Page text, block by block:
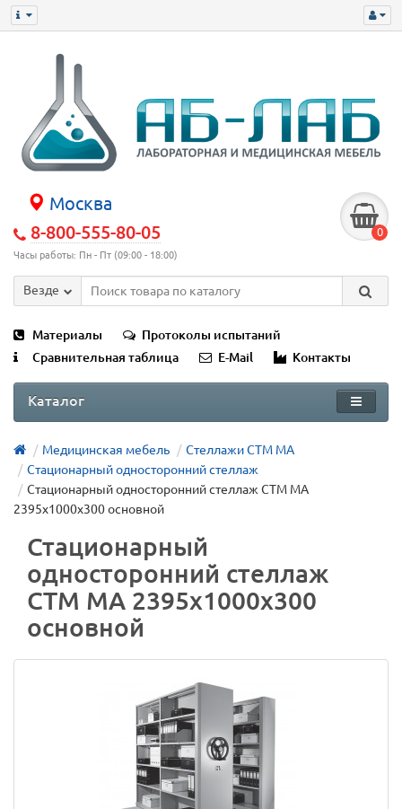
Москва
8-800-555-80-05
Часы работы: Пн - Пт (09:00 - 18:00)
0
Везде
Материалы
Протоколы испытаний
Сравнительная таблица
E-Mail Контакты
Каталог
Медицинская мебель
Стеллажи СТМ МА
Стационарный односторонний стеллаж
Стационарный односторонний стеллаж СТМ МА
2395х1000х300 основной
Стационарный
односторонний стеллаж
СТМ МА 2395х1000х300
основной